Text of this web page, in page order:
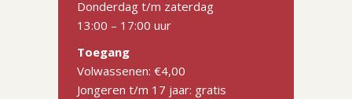
Donderdag t/m zaterdag
13:00 – 17:00 uur
Toegang
Volwassenen: €4,00
Jongeren t/m 17 jaar: gratis